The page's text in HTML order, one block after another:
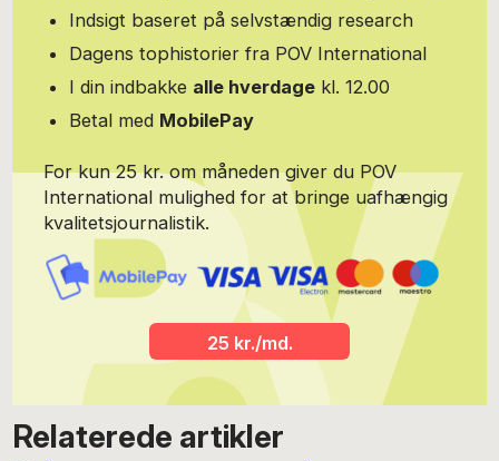
Indsigt baseret på selvstændig research
Dagens tophistorier fra POV International
I din indbakke alle hverdage kl. 12.00
Betal med MobilePay
For kun 25 kr. om måneden giver du POV
International mulighed for at bringe uafhængig
kvalitetsjournalistik.
25 kr./md.
Relaterede artikler